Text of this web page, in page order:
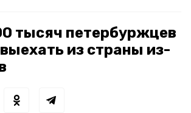
тысяч петербуржцев
из страны из-